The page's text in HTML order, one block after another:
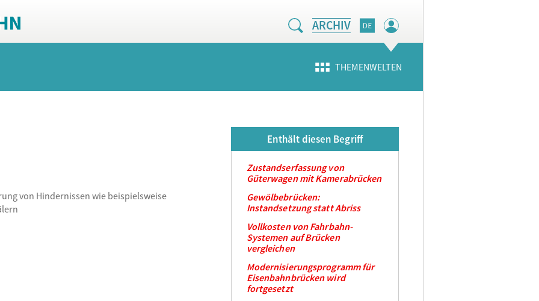
ARCHIV
THEMENWELTEN
von Hindernissen wie beispielsweise
Enthält diesen Begriff
Zustandserfassung von
Güterwagen mit Kamerabrücken
Gewölbebrücken:
Instandsetzung statt Abriss
Vollkosten von Fahrbahn-
Systemen auf Brücken
vergleichen
Modernisierungsprogramm für
Eisenbahnbrücken wird
fortgesetzt